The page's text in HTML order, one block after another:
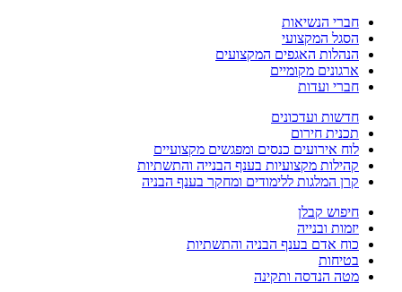
חברי הנשיאות
הסגל המקצועי
הנהלות האגפים המקצועים
ארגונים מקומיים
חברי ועדות
חדשות ועדכונים
תכנית חירום
לוח אירועים כנסים ומפגשים מקצועיים
קהילות מקצועיות בענף הבנייה והתשתיות
קרן המלגות ללימודים ומחקר בענף הבניה
חיפוש קבלן
יזמות ובנייה
כוח אדם בענף הבניה והתשתיות
בטיחות
מטה הנדסה ותקינה